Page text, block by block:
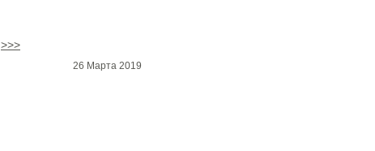
>>>
26 Марта 2019